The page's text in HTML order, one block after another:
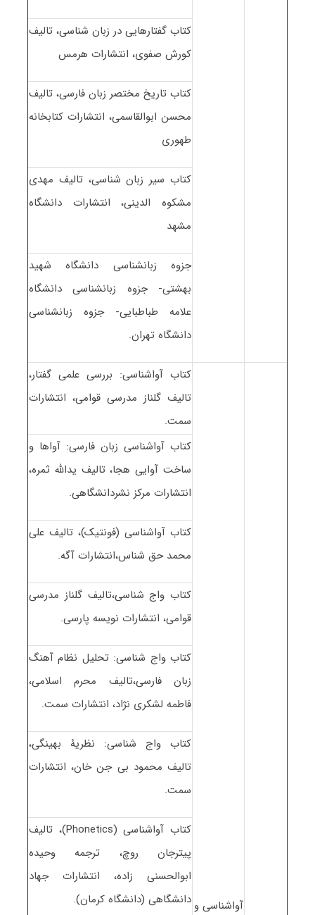
کتاب گفتارهایی در زبان شناسی، تالیف
کورش صفوی، انتشارات هرمس
کتاب تاریخ مختصر زبان فارسی، تالیف
محسن ابوالقاسمی، انتشارات کتابخانه
طهوری
کتاب سیر زبان شناسی، تالیف مهدی
مشکوه الدینی، انتشارات دانشگاه
مشهد
جزوه زبانشناسی دانشگاه شهید
بهشتی- جزوه زبانشناسی دانشگاه
علامه طباطبایی- جزوه زبانشناسی
دانشگاه تهران.
آواشناسی و
کتاب آواشناسی: بررسی علمی گفتار،
تالیف گلناز مدرسی قوامی، انتشارات
سمت.
کتاب آواشناسی زبان فارسی: آواها و
ساخت آوایی هجا، تالیف یدالله ثمره،
انتشارات مرکز نشردانشگاهی.
کتاب آواشناسی (فونتیک)، تالیف علی
محمد حق شناس،انتشارات آگه.
کتاب واج شناسی،تالیف گلناز مدرسی
قوامی، انتشارات نویسه پارسی.
کتاب واج شناسی: تحلیل نظام آهنگ
زبان فارسی،تالیف محرم اسلامی،
فاطمه لشکری نژاد، انتشارات سمت.
کتاب واج شناسی: نظریۀ بهینگی،
تالیف محمود بی جن خان، انتشارات
سمت.
کتاب آواشناسی (Phonetics)، تالیف
پیترجان روچ، ترجمه وحیده
ابوالحسنی زاده، انتشارات جهاد
دانشگاهی (دانشگاه کرمان).